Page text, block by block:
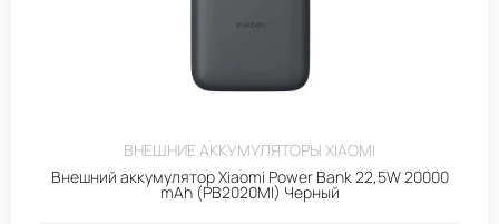
ВНЕШНИЕ АККУМУЛЯТОРЫ XIAOMI
Внешний аккумулятор Xiaomi Power Bank 22,5W 20000
mAh (PB2020MI) Черный